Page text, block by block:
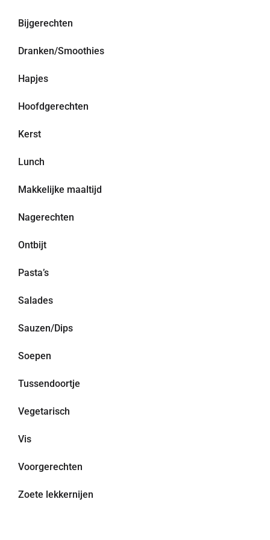
Bijgerechten
Dranken/Smoothies
Hapjes
Hoofdgerechten
Kerst
Lunch
Makkelijke maaltijd
Nagerechten
Ontbijt
Pasta’s
Salades
Sauzen/Dips
Soepen
Tussendoortje
Vegetarisch
Vis
Voorgerechten
Zoete lekkernijen